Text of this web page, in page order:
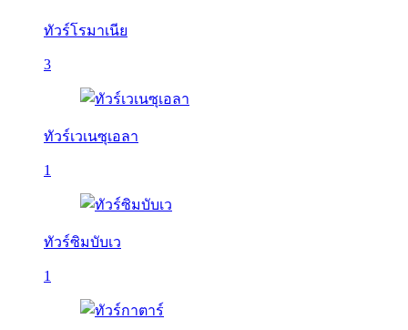
ทัวร์โรมาเนีย
3
ทัวร์เวเนซุเอลา
1
ทัวร์ซิมบับเว
1